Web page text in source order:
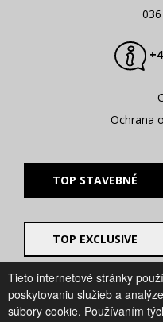
Tieto internetové stránky
poskytovaniu služieb a
súbory cookie. Používaním
Ochrana
TOP STAVEBNÉ
TOP EXCLUSIVE
© 2008 - 2026. UV